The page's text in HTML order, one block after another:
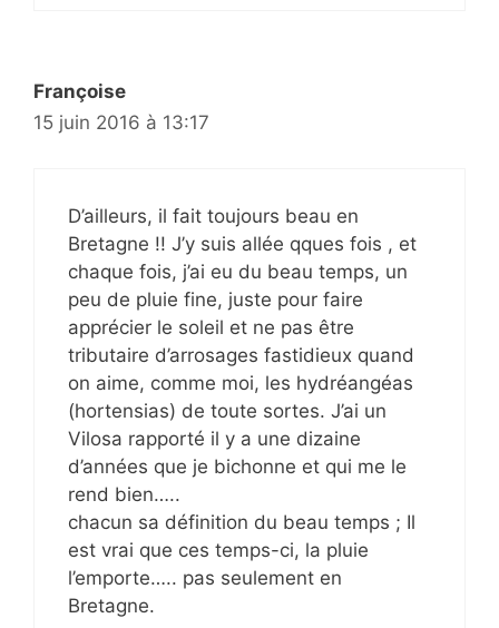
Françoise
15 juin 2016 à 13:17
D’ailleurs, il fait toujours beau en
Bretagne !! J’y suis allée qques fois , et
chaque fois, j’ai eu du beau temps, un
peu de pluie fine, juste pour faire
apprécier le soleil et ne pas être
tributaire d’arrosages fastidieux quand
on aime, comme moi, les hydréangéas
(hortensias) de toute sortes. J’ai un
Vilosa rapporté il y a une dizaine
d’années que je bichonne et qui me le
rend bien…..
chacun sa définition du beau temps ; Il
est vrai que ces temps-ci, la pluie
l’emporte….. pas seulement en
Bretagne.